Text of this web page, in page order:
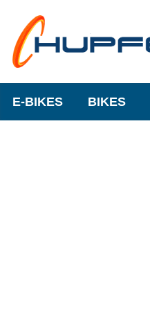
E-BIKES BIKES